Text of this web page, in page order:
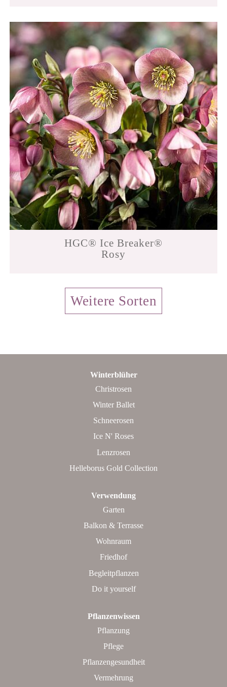
HGC® Ice Breaker®
Rosy
Weitere Sorten
Winterblüher
Christrosen
Winter Ballet
Schneerosen
Ice N' Roses
Lenzrosen
Helleborus Gold Collection
Verwendung
Garten
Balkon & Terrasse
Wohnraum
Friedhof
Begleitpflanzen
Do it yourself
Pflanzenwissen
Pflanzung
Pflege
Pflanzengesundheit
Vermehrung